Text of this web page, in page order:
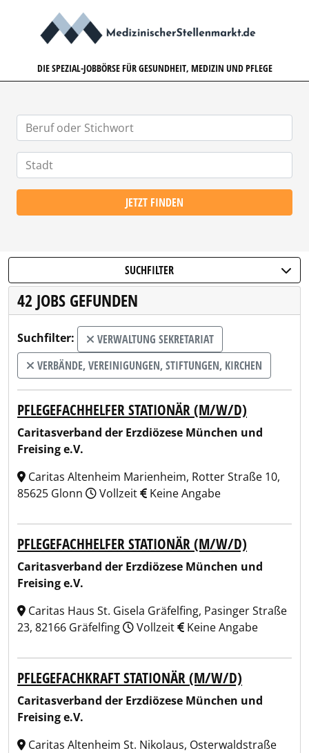
DIE SPEZIAL-JOBBÖRSE FÜR GESUNDHEIT, MEDIZIN UND PFLEGE
JETZT FINDEN
SUCHFILTER
42 JOBS GEFUNDEN
Suchfilter:
VERWALTUNG SEKRETARIAT
VERBÄNDE, VEREINIGUNGEN, STIFTUNGEN, KIRCHEN
PFLEGEFACHHELFER STATIONÄR (M/W/D)
Caritasverband der Erzdiözese München und
Freising e.V.
Caritas Altenheim Marienheim, Rotter Straße 10,
85625 Glonn
Vollzeit Keine Angabe
PFLEGEFACHHELFER STATIONÄR (M/W/D)
Caritasverband der Erzdiözese München und
Freising e.V.
Caritas Haus St. Gisela Gräfelfing, Pasinger Straße
23, 82166 Gräfelfing
Vollzeit Keine Angabe
PFLEGEFACHKRAFT STATIONÄR (M/W/D)
Caritasverband der Erzdiözese München und
Freising e.V.
Caritas Altenheim St. Nikolaus, Osterwaldstraße